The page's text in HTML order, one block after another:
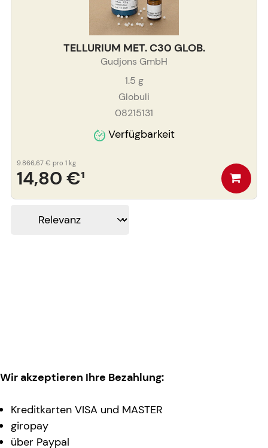
TELLURIUM MET. C30 GLOB.
Gudjons GmbH
1.5 g
Globuli
08215131
Verfügbarkeit
14,80 €¹
9.866,67 € pro 1 kg
Wir akzeptieren Ihre Bezahlung:
Kreditkarten VISA und MASTER
giropay
über Paypal